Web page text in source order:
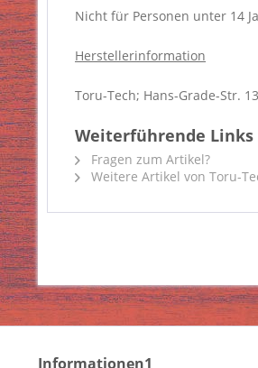
Nicht für Personen unter 14
Herstellerinformation
Toru-Tech; Hans-Grade-Str.
Weiterführende Links
Fragen zum Artikel?
Weitere Artikel von Toru-
Informationen1